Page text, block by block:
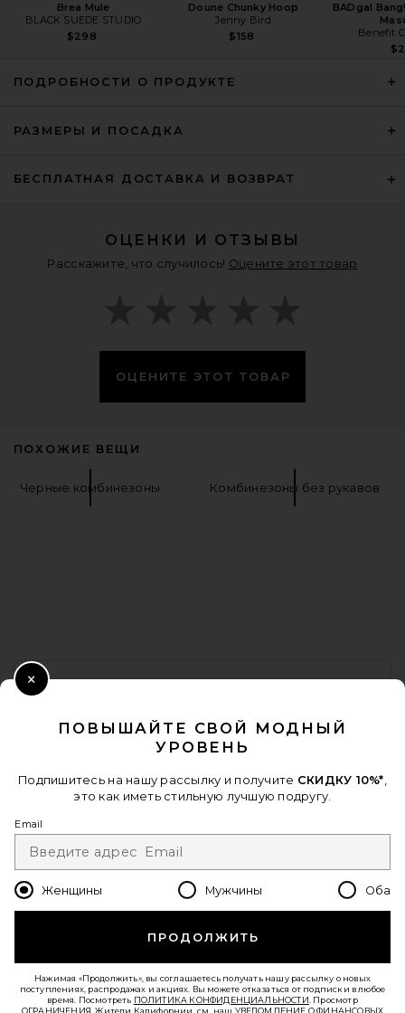
Davina Jumpsuit in Black
Zhivago Where You Tend A Rose
Jumpsuit in Black
Zhivago
$588 Предыдущая цена:
$625
Brea Mule
BLACK SUEDE STUDIO
$298
Doune Chunky Hoop
Jenny Bird
$158
BADgal
Benefit
ПОДРОБНОСТИ О ПРОДУКТЕ
РАЗМЕРЫ И ПОСАДКА
БЕСПЛАТНАЯ ДОСТАВКА И ВОЗВРАТ
ОЦЕНКИ И ОТЗЫВЫ
Расскажите, что случилось! Оцените этот товар
ОЦЕНИТЕ ЭТОТ ТОВАР
ПОХОЖИЕ ВЕЩИ
Черные комбинезоны Комбинезоны без рукавов
FOOTER
ПОЛУЧИТЕ СКИДКУ 10%
Отписаться можно в любой момент.политика
Change Country Regions
ru USD
Пройти краткий опрос о сегодняшнем визите.Вперед!
ПОВЫШАЙТЕ СВОЙ МОДНЫЙ
УРОВЕНЬ
Подпишитесь на нашу рассылку и получите СКИДКУ 10%*
это как иметь стильную лучшую подругу.
Email
Женщины Мужчины Оба
ПРОДОЛЖИТЬ
Нажимая «Продолжить», вы соглашаетесь получать нашу рассылку о новых
поступлениях, распродажах и акциях. Вы можете отказаться от подписки в любое
время. Посмотреть ПОЛИТИКА КОНФИДЕНЦИАЛЬНОСТИ . Просмотр
ОГРАНИЧЕНИЯ . Жители Калифорнии, см. наш УВЕДОМЛЕНИЕ О ФИНАНСОВЫХ
Close Modal